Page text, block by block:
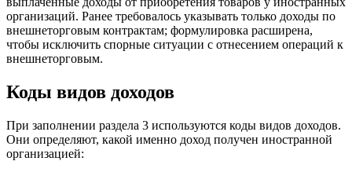
организаций. Ранее требовалось указывать только доходы по
внешнеторговым контрактам; формулировка расширена,
чтобы исключить спорные ситуации с отнесением операций к
внешнеторговым.
Коды видов доходов
При заполнении раздела 3 используются коды видов доходов.
Они определяют, какой именно доход получен иностранной
организацией: